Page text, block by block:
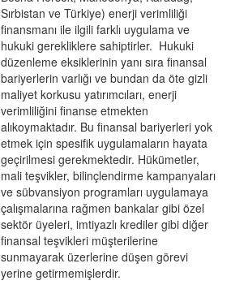
Sırbistan ve Türkiye) enerji verimliliği
finansmanı ile ilgili farklı uygulama ve
hukuki gerekliklere sahiptirler. Hukuki
düzenleme eksiklerinin yanı sıra finansal
bariyerlerin varlığı ve bundan da öte gizli
maliyet korkusu yatırımcıları, enerji
verimliliğini finanse etmekten
alıkoymaktadır. Bu finansal bariyerleri yok
etmek için spesifik uygulamaların hayata
geçirilmesi gerekmektedir. Hükümetler,
mali teşvikler, bilinçlendirme kampanyaları
ve sübvansiyon programları uygulamaya
çalışmalarına rağmen bankalar gibi özel
sektör üyeleri, imtiyazlı krediler gibi diğer
finansal teşvikleri müşterilerine
sunmayarak üzerlerine düşen görevi
yerine getirmemişlerdir.